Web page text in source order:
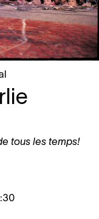
tous les temps!